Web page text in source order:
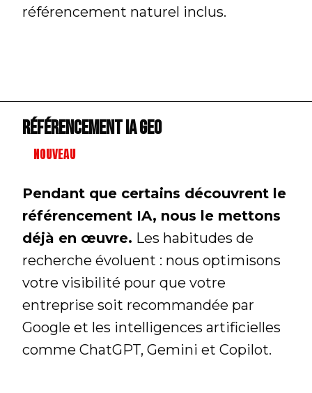
référencement naturel inclus.
Référencement IA GEO
NOUVEAU
Pendant que certains découvrent le
référencement IA, nous le mettons
déjà en œuvre. Les habitudes de
recherche évoluent : nous optimisons
votre visibilité pour que votre
entreprise soit recommandée par
Google et les intelligences artificielles
comme ChatGPT, Gemini et Copilot.